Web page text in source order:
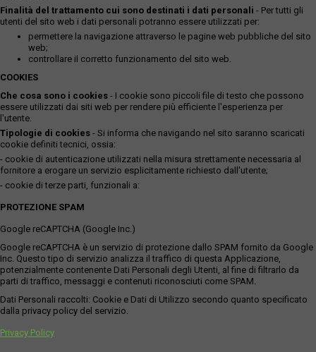
Finalità del trattamento cui sono destinati i dati personali - Per tutti gli
utenti del sito web i dati personali potranno essere utilizzati per:
permettere la navigazione attraverso le pagine web pubbliche del sito
web;
controllare il corretto funzionamento del sito web.
COOKIES
Che cosa sono i cookies - I cookie sono piccoli file di testo che possono
essere utilizzati dai siti web per rendere più efficiente l'esperienza per
l'utente.
Tipologie di cookies - Si informa che navigando nel sito saranno scaricati
cookie definiti tecnici, ossia:
- cookie di autenticazione utilizzati nella misura strettamente necessaria al
fornitore a erogare un servizio esplicitamente richiesto dall'utente;
- cookie di terze parti, funzionali a:
PROTEZIONE SPAM
Google reCAPTCHA (Google Inc.)
Google reCAPTCHA è un servizio di protezione dallo SPAM fornito da Google
Inc. Questo tipo di servizio analizza il traffico di questa Applicazione,
potenzialmente contenente Dati Personali degli Utenti, al fine di filtrarlo da
parti di traffico, messaggi e contenuti riconosciuti come SPAM.
Dati Personali raccolti: Cookie e Dati di Utilizzo secondo quanto specificato
dalla privacy policy del servizio.
Privacy Policy